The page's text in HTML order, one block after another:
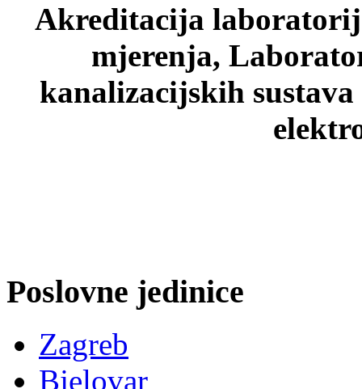
Akreditacija
mjerenja,
kanalizacijskih
Poslovne jedinice
Zagreb
Bjelovar